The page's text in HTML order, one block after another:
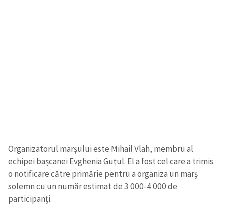
Organizatorul marșului este Mihail Vlah, membru al
echipei bașcanei Evghenia Guțul. El a fost cel care a trimis
o notificare către primărie pentru a organiza un marș
solemn cu un număr estimat de 3 000-4 000 de
participanți.